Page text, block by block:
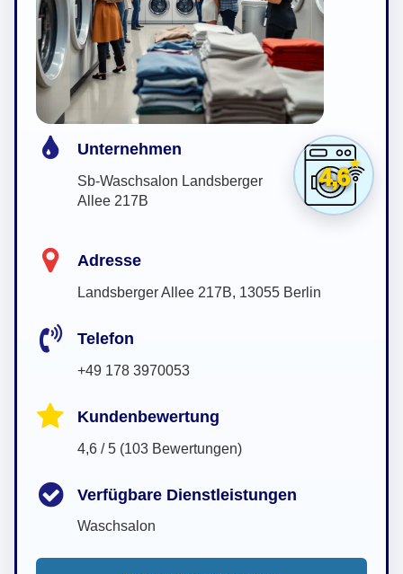
4,6
Unternehmen
Sb-Waschsalon Landsberger
Allee 217B
Adresse
Landsberger Allee 217B, 13055 Berlin
Telefon
+49 178 3970053
Kundenbewertung
4,6 / 5 (103 Bewertungen)
Verfügbare Dienstleistungen
Waschsalon